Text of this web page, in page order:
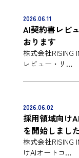
2026.06.11
AI契約書レビ
おります
株式会社RISING
レビュー・リ…
2026.06.02
採用領域向け
を開始しまし
株式会社RISING
けAIオートコ…